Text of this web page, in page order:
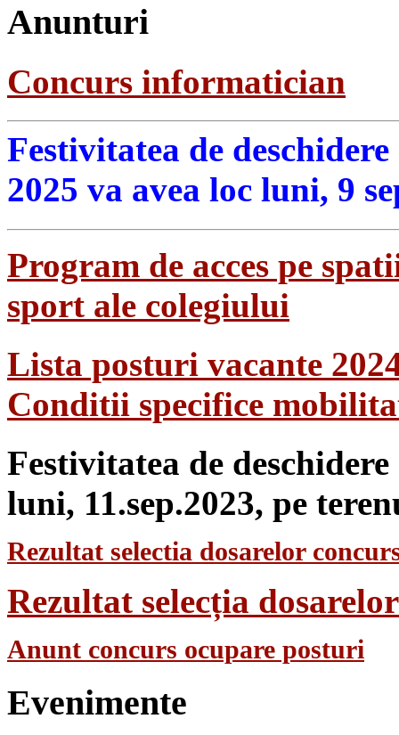
Anunturi
Concurs informatician
Festivitatea de
2025 va avea loc luni, 9
Program de acces pe
sport ale colegiului
Lista posturi vacante
Conditii specifice
Festivitatea de
luni, 11.sep.2023, pe
Rezultat selectia dosarelor
Rezultat selecția
Anunt concurs ocupare posturi
Evenimente